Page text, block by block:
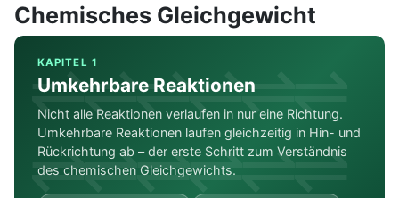
Chemisches Gleichgewicht
⇌⇌⇌⇌⇌⇌
⇌⇌⇌⇌⇌⇌
KAPITEL 1
Umkehrbare Reaktionen
Nicht alle Reaktionen verlaufen in nur eine Richtung.
Umkehrbare Reaktionen laufen gleichzeitig in Hin- und
Rückrichtung ab – der erste Schritt zum Verständnis
des chemischen Gleichgewichts.